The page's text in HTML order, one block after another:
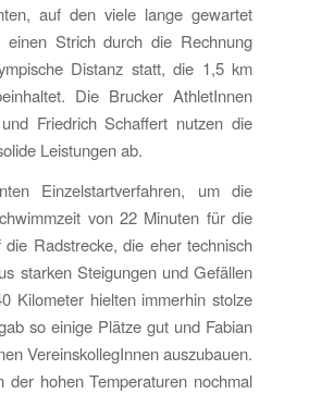
auf den viele lange gewartet
Strich durch die Rechnung
Distanz statt, die 1,5 km
Die Brucker AthletInnen
Friedrich Schaffert nutzen die
Leistungen ab.
Einzelstartverfahren, um die
von 22 Minuten für die
Radstrecke, die eher technisch
starken Steigungen und Gefällen
Kilometer hielten immerhin stolze
so einige Plätze gut und Fabian
VereinskollegInnen auszubauen.
hohen Temperaturen nochmal